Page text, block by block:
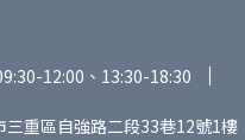
12:00、13:30-18:30
重區自強路二段33巷12號1樓